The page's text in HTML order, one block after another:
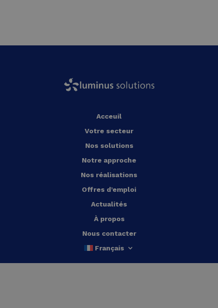
Acceuil
Votre secteur
Nos solutions
Notre approche
Nos réalisations
Offres d’emploi
Actualités
À propos
Nous contacter
Français